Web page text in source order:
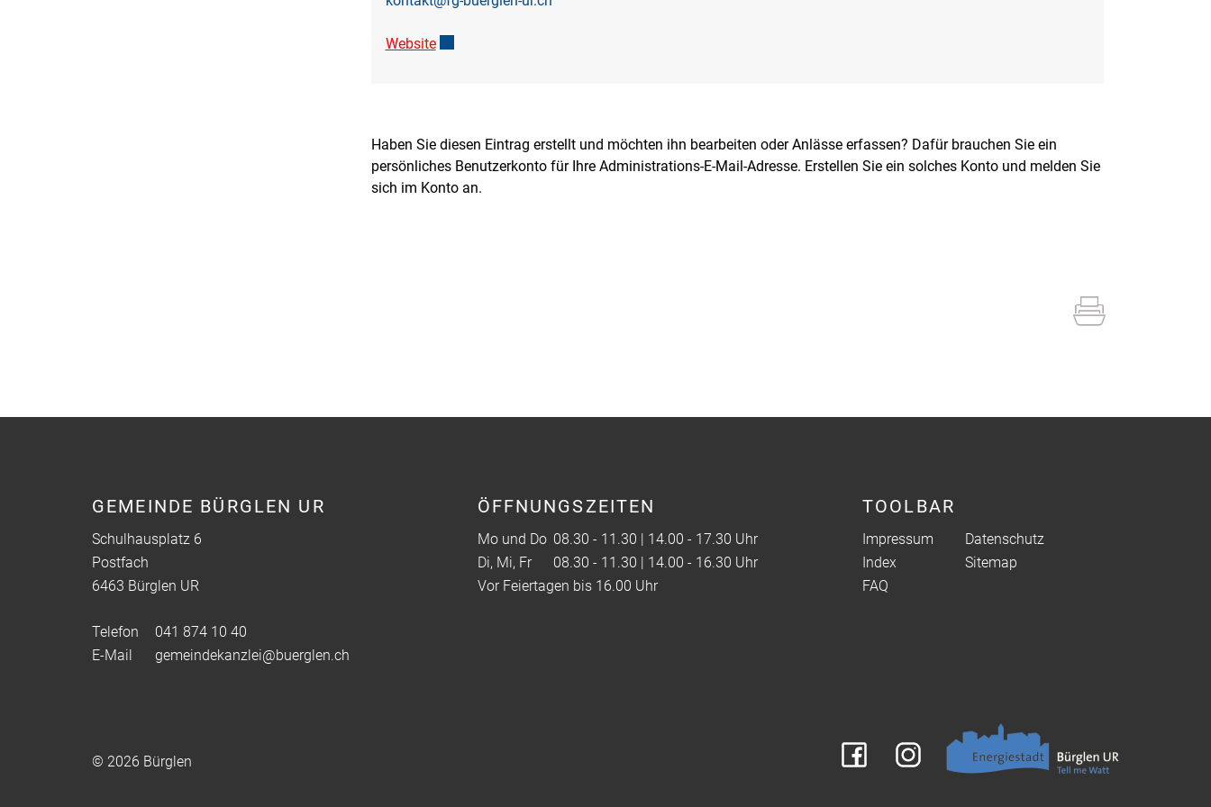
WebsiteExterner Link wird in einem neuen Fenster geöffnet.
Haben Sie diesen Eintrag erstellt und möchten ihn bearbeiten oder Anlässe erfassen? Dafür brauchen Sie ein
persönliches Benutzerkonto für Ihre Administrations-E-Mail-Adresse. Erstellen Sie ein solches Konto und melden Sie
sich im Konto an.
Fusszeile
GEMEINDE BÜRGLEN UR
Schulhausplatz 6
Postfach
6463 Bürglen UR
Telefon
041 874 10 40
E-Mail
gemeindekanzlei@buerglen.ch
ÖFFNUNGSZEITEN
Mo und Do 08.30 - 11.30 | 14.00 - 17.30 Uhr
Di, Mi, Fr
08.30 - 11.30 | 14.00 - 16.30 Uhr
Vor Feiertagen bis 16.00 Uhr
TOOLBAR
Impressum
Datenschutz
Index
Sitemap
FAQ
© 2026 Bürglen